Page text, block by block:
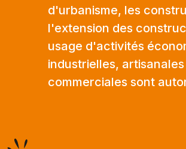
d'urbanisme, les
l'extension des
usage d'activités
industrielles,
commerciales sont